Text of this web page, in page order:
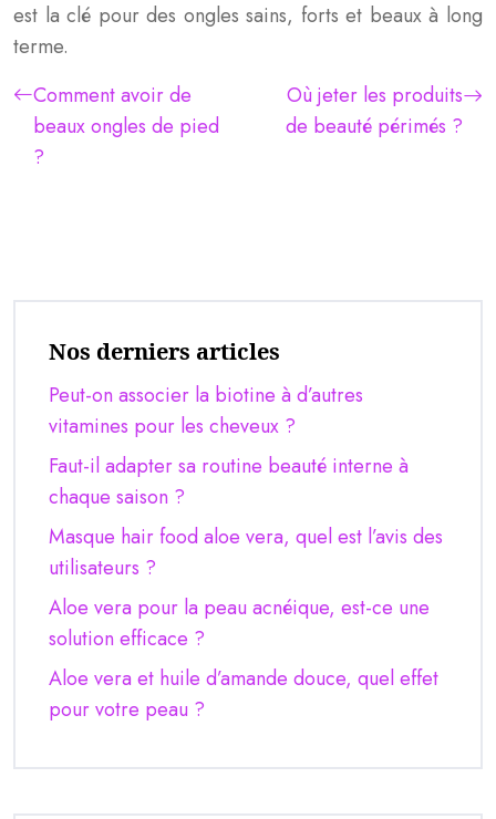
est la clé pour des ongles sains, forts et beaux à long
terme.
Comment avoir de
beaux ongles de pied
?
Où jeter les produits
de beauté périmés ?
Nos derniers articles
Peut-on associer la biotine à d’autres
vitamines pour les cheveux ?
Faut-il adapter sa routine beauté interne à
chaque saison ?
Masque hair food aloe vera, quel est l’avis des
utilisateurs ?
Aloe vera pour la peau acnéique, est-ce une
solution efficace ?
Aloe vera et huile d’amande douce, quel effet
pour votre peau ?